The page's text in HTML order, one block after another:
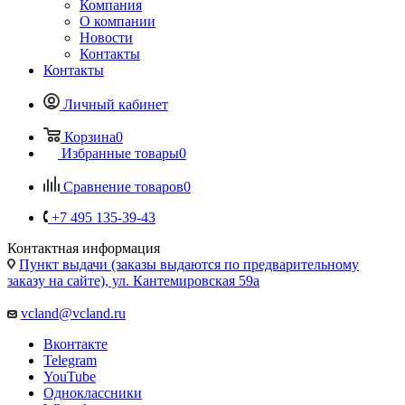
Компания
О компании
Новости
Контакты
Контакты
Личный кабинет
Корзина0
Избранные товары0
Сравнение товаров0
+7 495 135-39-43
Контактная информация
Пункт выдачи (заказы выдаются по предварительному
заказу на сайте), ул. Кантемировская 59а
vcland@vcland.ru
Вконтакте
Telegram
YouTube
Одноклассники